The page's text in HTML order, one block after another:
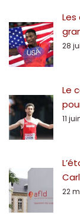
28
Le
11
22